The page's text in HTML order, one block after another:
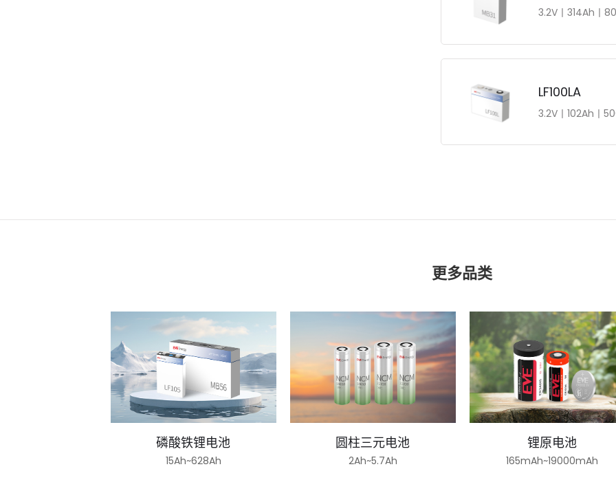
3.2V丨314Ah丨
LF100LA
3.2V丨102Ah丨
更多品类
磷酸铁锂电池
15Ah~628Ah
圆柱三元电池
2Ah~5.7Ah
锂原电池
165mAh~19000mAh